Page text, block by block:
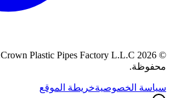
©
2026
Crown Plastic Pipes Factory L.L.C.
محفوظة.
سياسة الخصوصيةخريطة الموقع